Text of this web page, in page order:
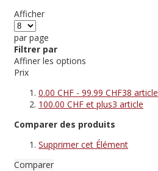
Afficher
par page
Filtrer par
Affiner les options
Prix
0.00 CHF - 99.99 CHF38 article
100.00 CHF et plus3 article
Comparer des produits
Supprimer cet Élément
Comparer